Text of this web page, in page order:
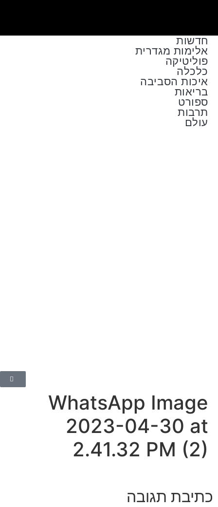
חדשות
אלימות מגדרית
פוליטיקה
כלכלה
איכות הסביבה
בריאות
ספורט
תרבות
עולם
WhatsApp Image
2023-04-30 at
2.41.32 PM (2)
כתיבת תגובה